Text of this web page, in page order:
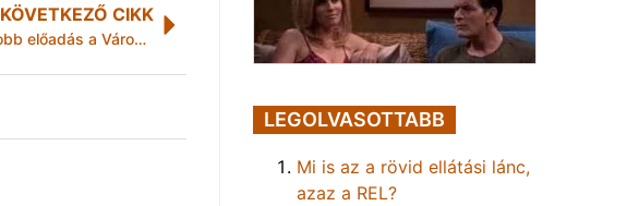
KÖVETKEZŐ CIKK
A Miskolci Nemzeti Színházé lett a Legjobb előadás a Városmajori Színházi Szemlén
LEGOLVASOTTABB
Mi is az a rövid ellátási lánc,
azaz a REL?